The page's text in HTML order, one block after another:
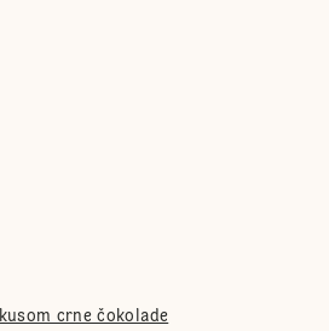
crne čokolade